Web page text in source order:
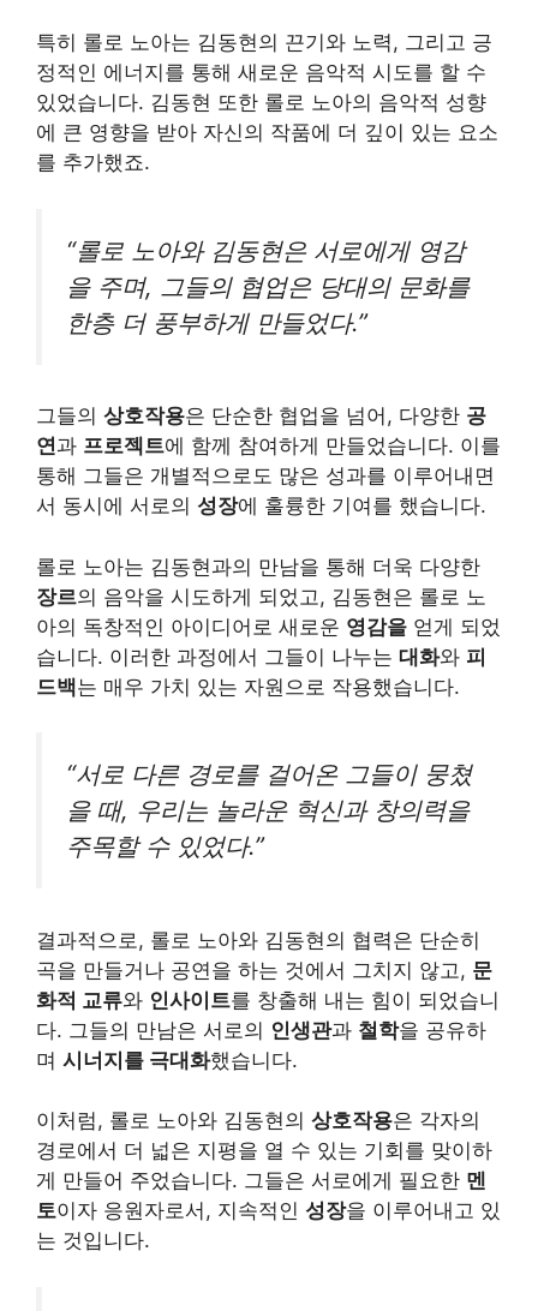
특히 롤로 노아는 김동현의 끈기와 노력, 그리고 긍
정적인 에너지를 통해 새로운 음악적 시도를 할 수
있었습니다. 김동현 또한 롤로 노아의 음악적 성향
에 큰 영향을 받아 자신의 작품에 더 깊이 있는 요소
를 추가했죠.
“롤로 노아와 김동현은 서로에게 영감
을 주며, 그들의 협업은 당대의 문화를
한층 더 풍부하게 만들었다.”
그들의 상호작용은 단순한 협업을 넘어, 다양한 공
연과 프로젝트에 함께 참여하게 만들었습니다. 이를
통해 그들은 개별적으로도 많은 성과를 이루어내면
서 동시에 서로의 성장에 훌륭한 기여를 했습니다.
롤로 노아는 김동현과의 만남을 통해 더욱 다양한
장르의 음악을 시도하게 되었고, 김동현은 롤로 노
아의 독창적인 아이디어로 새로운 영감을 얻게 되었
습니다. 이러한 과정에서 그들이 나누는 대화와 피
드백는 매우 가치 있는 자원으로 작용했습니다.
“서로 다른 경로를 걸어온 그들이 뭉쳤
을 때, 우리는 놀라운 혁신과 창의력을
주목할 수 있었다.”
결과적으로, 롤로 노아와 김동현의 협력은 단순히
곡을 만들거나 공연을 하는 것에서 그치지 않고, 문
화적 교류와 인사이트를 창출해 내는 힘이 되었습니
다. 그들의 만남은 서로의 인생관과 철학을 공유하
며 시너지를 극대화했습니다.
이처럼, 롤로 노아와 김동현의 상호작용은 각자의
경로에서 더 넓은 지평을 열 수 있는 기회를 맞이하
게 만들어 주었습니다. 그들은 서로에게 필요한 멘
토이자 응원자로서, 지속적인 성장을 이루어내고 있
는 것입니다.